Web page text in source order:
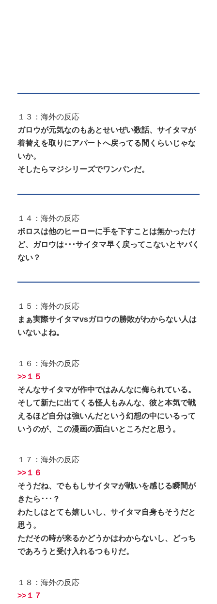
１３：海外の反応
ガロウが元気なのもあとせいぜい数話、サイタマが
着替えを取りにアパートへ戻ってる間くらいじゃな
いか。
そしたらマジシリーズでワンパンだ。
１４：海外の反応
ボロスは他のヒーローに手を下すことは無かったけ
ど、ガロウは･･･サイタマ早く戻ってこないとヤバく
ない？
１５：海外の反応
まぁ実際サイタマvsガロウの勝敗がわからない人は
いないよね。
１６：海外の反応
>>１５
そんなサイタマが作中ではみんなに侮られている。
そして新たに出てくる怪人もみんな、彼と本気で戦
えるほど自分は強いんだという幻想の中にいるって
いうのが、この漫画の面白いところだと思う。
１７：海外の反応
>>１６
そうだね、でももしサイタマが戦いを感じる瞬間が
きたら･･･？
わたしはとても嬉しいし、サイタマ自身もそうだと
思う。
ただその時が来るかどうかはわからないし、どっち
であろうと受け入れるつもりだ。
１８：海外の反応
>>１７